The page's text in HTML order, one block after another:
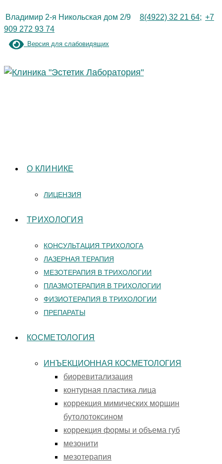
к
содержимому
Владимир 2-я Никольская дом 2/9 8(4922) 32 21 64; +7
909 272 93 74
Версия для слабовидящих
О КЛИНИКЕ
ЛИЦЕНЗИЯ
ТРИХОЛОГИЯ
КОНСУЛЬТАЦИЯ ТРИХОЛОГА
ЛАЗЕРНАЯ ТЕРАПИЯ
МЕЗОТЕРАПИЯ В ТРИХОЛОГИИ
ПЛАЗМОТЕРАПИЯ В ТРИХОЛОГИИ
ФИЗИОТЕРАПИЯ В ТРИХОЛОГИИ
ПРЕПАРАТЫ
КОСМЕТОЛОГИЯ
ИНЪЕКЦИОННАЯ КОСМЕТОЛОГИЯ
биоревитализация
контурная пластика лица
коррекция мимических морщин
бутолотоксином
коррекция формы и объема губ
мезонити
мезотерапия